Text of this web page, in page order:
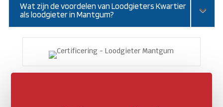
Wat zijn de voordelen van Loodgieters Kwartier
als loodgieter in Mantgum?